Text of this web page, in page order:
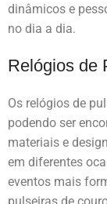
dinâmicos e
no dia a dia.
Relógios de
Os relógios de
podendo ser
materiais e
em diferentes
eventos mais
pulseiras de